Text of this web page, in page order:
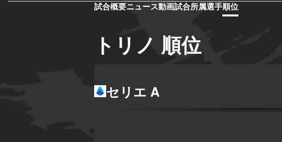
試合概要ニュース動画試合所属選手順位
トリノ 順位
セリエ A